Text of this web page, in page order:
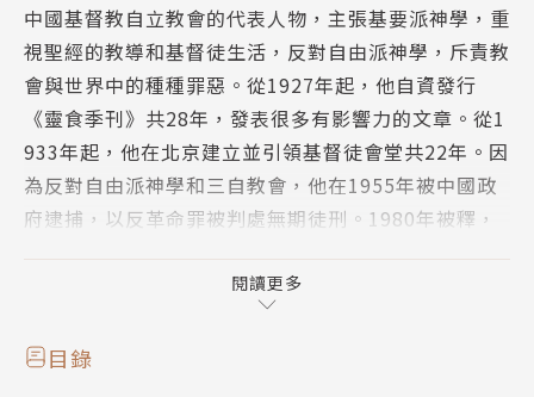
中國基督教自立教會的代表人物，主張基要派神學，重
視聖經的教導和基督徒生活，反對自由派神學，斥責教
會與世界中的種種罪惡。從1927年起，他自資發行
《靈食季刊》共28年，發表很多有影響力的文章。從1
933年起，他在北京建立並引領基督徒會堂共22年。因
為反對自由派神學和三自教會，他在1955年被中國政
府逮捕，以反革命罪被判處無期徒刑。1980年被釋，
王明道自1927年起創辦《靈食季刊》至1955年。這季
閱讀更多
目錄